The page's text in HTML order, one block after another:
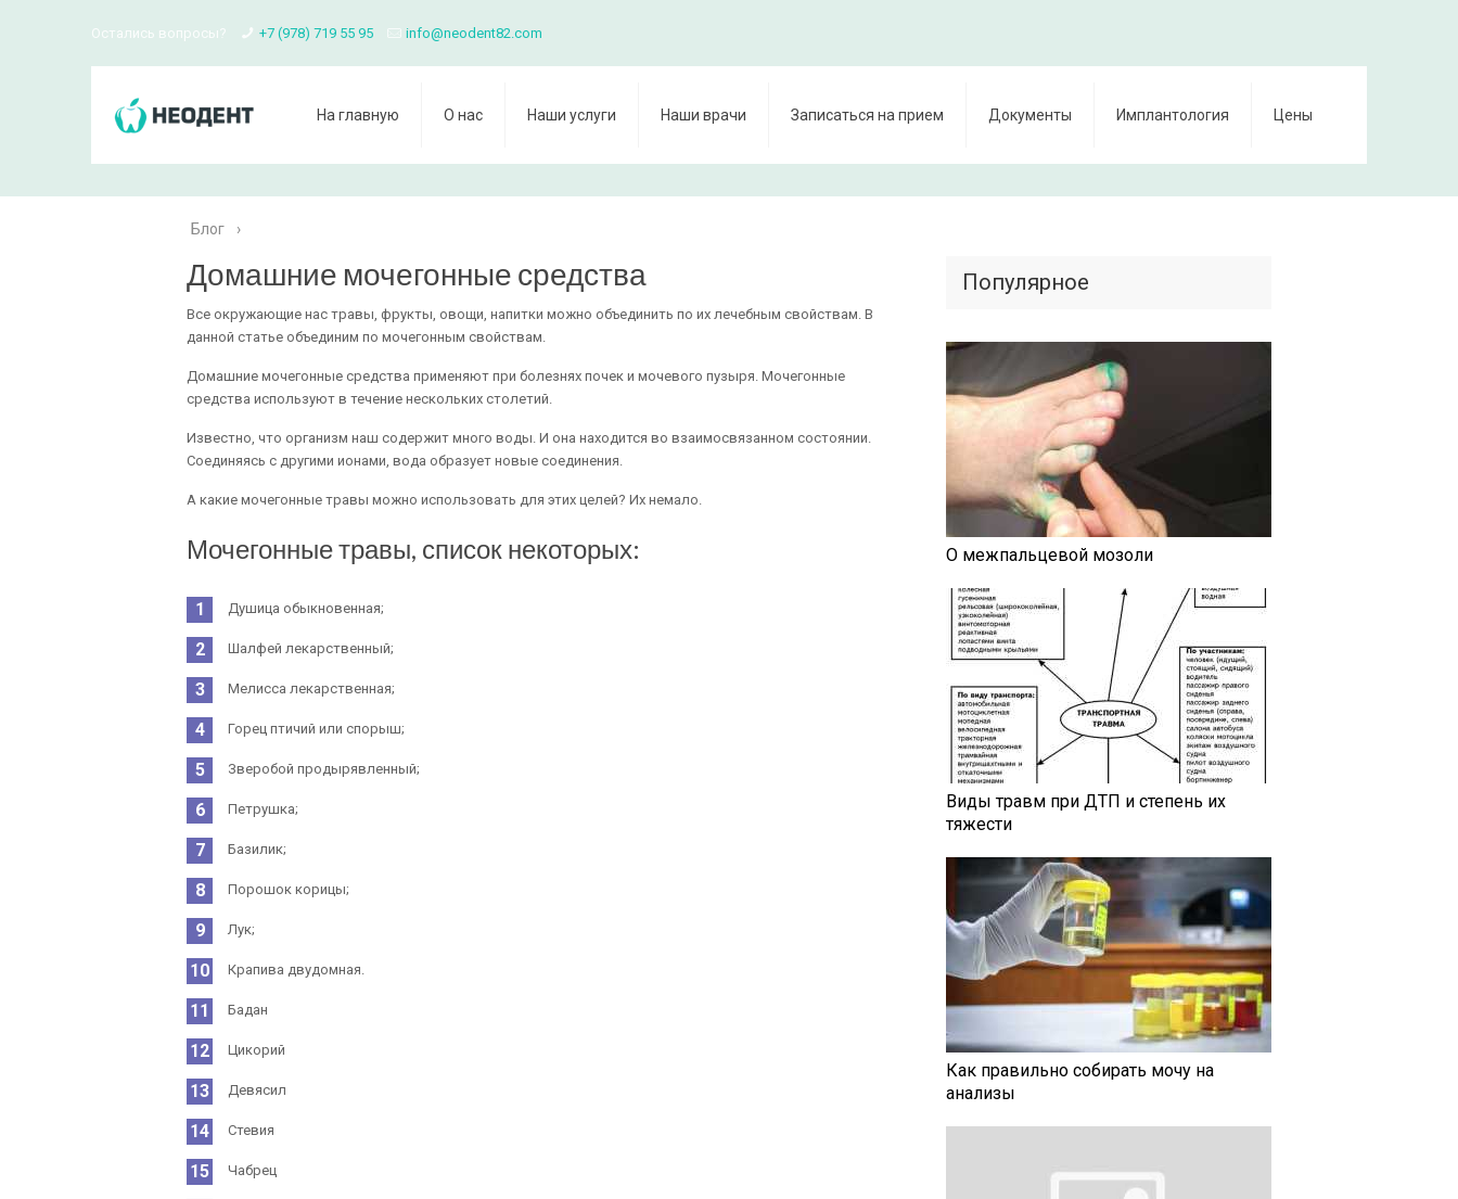
Остались вопросы? +7 (978) 719 55 95 info@neodent82.com
На главную О нас Наши услуги Наши врачи Записаться на прием Документы Имплантология Цены
Блог ›
Домашние мочегонные средства
Все окружающие нас травы, фрукты, овощи, напитки можно объединить по их лечебным свойствам. В
данной статье объединим по мочегонным свойствам.
Домашние мочегонные средства применяют при болезнях почек и мочевого пузыря. Мочегонные
средства используют в течение нескольких столетий.
Известно, что организм наш содержит много воды. И она находится во взаимосвязанном состоянии.
Соединяясь с другими ионами, вода образует новые соединения.
А какие мочегонные травы можно использовать для этих целей? Их немало.
Мочегонные травы, список некоторых:
Душица обыкновенная;
Шалфей лекарственный;
Мелисса лекарственная;
Горец птичий или спорыш;
Зверобой продырявленный;
Петрушка;
Базилик;
Порошок корицы;
Лук;
Крапива двудомная.
Бадан
Цикорий
Девясил
Стевия
Чабрец
Популярное
О межпальцевой мозоли
Виды травм при ДТП и степень их
тяжести
Как правильно собирать мочу на
анализы